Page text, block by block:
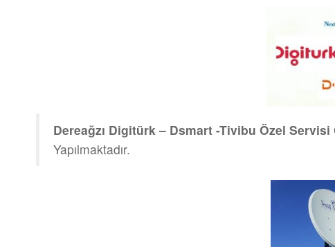
Dereağzı Digitürk – Dsmart -Tivibu Özel Servisi
Yapılmaktadır.